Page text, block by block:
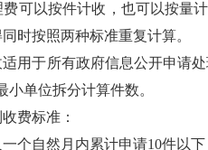
可以按件计收，也可以按量
时按照两种标准重复计算。
用于所有政府信息公开申请
小单位拆分计算件数。
费标准：
一个自然月内累计申请10件以